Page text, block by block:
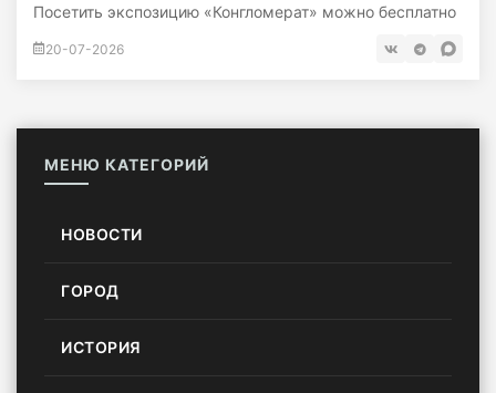
Посетить экспозицию «Конгломерат» можно бесплатно
20-07-2026
МЕНЮ КАТЕГОРИЙ
НОВОСТИ
ГОРОД
ИСТОРИЯ